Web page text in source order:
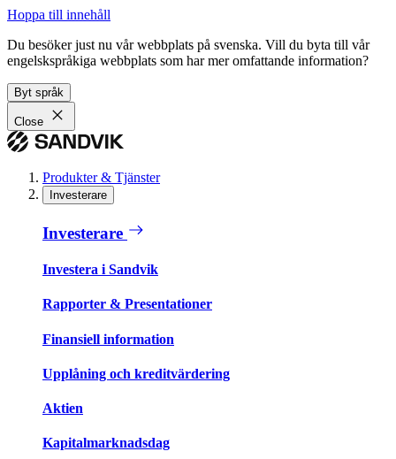
Hoppa till innehåll
Du besöker just nu vår webbplats på svenska. Vill du byta till vår
engelskspråkiga webbplats som har mer omfattande information?
Byt språk
Close
Produkter & Tjänster
Investerare
Investerare
Investera i Sandvik
Rapporter & Presentationer
Finansiell information
Upplåning och kreditvärdering
Aktien
Kapitalmarknadsdag